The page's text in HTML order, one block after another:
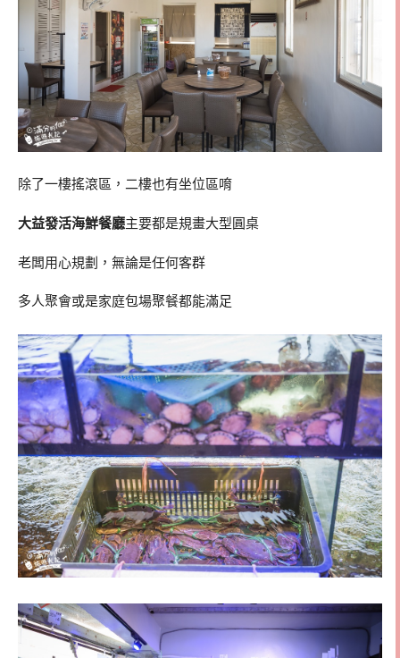
除了一樓搖滾區，二樓也有坐位區唷
大益發活海鮮餐廳主要都是規畫大型圓桌
老闆用心規劃，無論是任何客群
多人聚會或是家庭包場聚餐都能滿足